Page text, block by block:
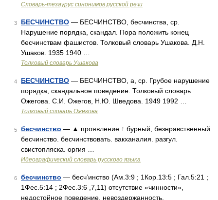
Словарь-тезаурус синонимов русской речи
3 БЕСЧИНСТВО — БЕСЧИНСТВО, бесчинства, ср.
Нарушение порядка, скандал. Пора положить конец
бесчинствам фашистов. Толковый словарь Ушакова. Д.Н.
Ушаков. 1935 1940 …
Толковый словарь Ушакова
4 БЕСЧИНСТВО — БЕСЧИНСТВО, а, ср. Грубое нарушение
порядка, скандальное поведение. Толковый словарь
Ожегова. С.И. Ожегов, Н.Ю. Шведова. 1949 1992 …
Толковый словарь Ожегова
5 бесчинство — ▲ проявление ↑ бурный, безнравственный
бесчинство. бесчинствовать. вакханалия. разгул.
свистопляска. оргия …
Идеографический словарь русского языка
6 бесчинство — бесч’инство (Ам.3:9 ; 1Кор.13:5 ; Гал.5:21 ;
1Фес.5:14 ; 2Фес.3:6 ,7,11) отсутствие «чинности»,
недостойное поведение, невоздержанность,